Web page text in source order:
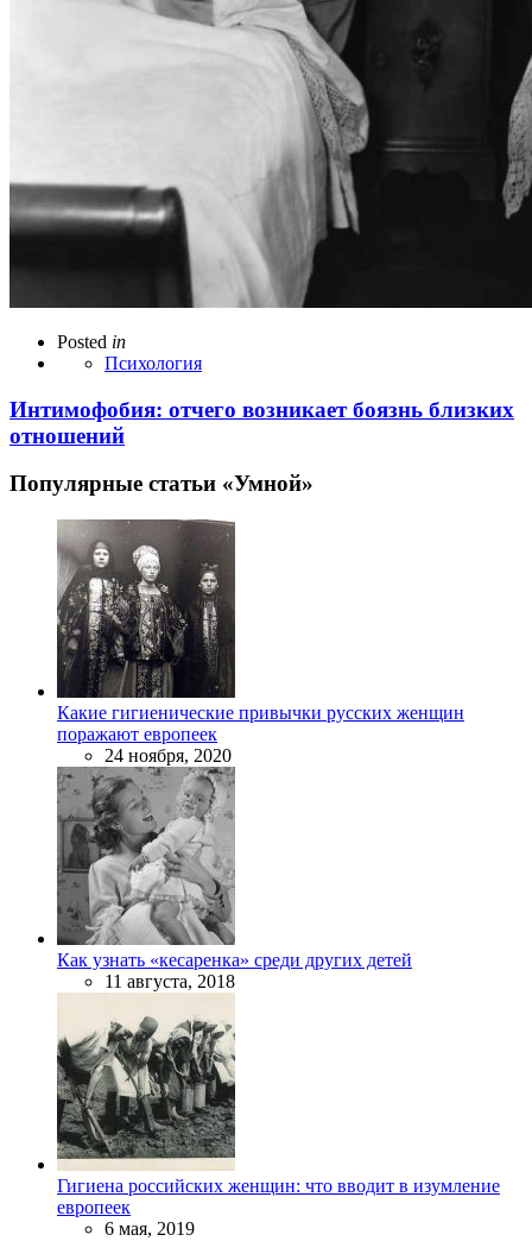
Posted in
Психология
Интимофобия: отчего возникает боязнь близких
отношений
Популярные статьи «Умной»
Какие гигиенические привычки русских женщин
поражают европеек
24 ноября, 2020
Как узнать «кесаренка» среди других детей
11 августа, 2018
Гигиена российских женщин: что вводит в изумление
европеек
6 мая, 2019